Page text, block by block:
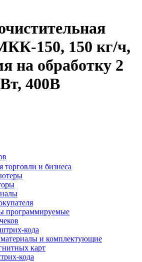
150, 150 кг/ч,
на обработку 2
400В
торговли и бизнеса
программируемые
кода
и комплектующие
карт
кода